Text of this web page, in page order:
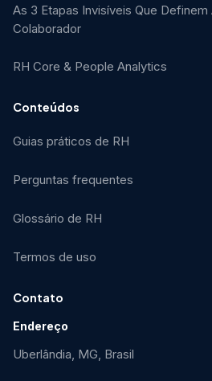
As 3 Etapas Invisíveis Que Definem
Colaborador
RH Core & People Analytics
Conteúdos
Guias práticos de RH
Perguntas frequentes
Glossário de RH
Termos de uso
Contato
Endereço
Uberlândia, MG, Brasil